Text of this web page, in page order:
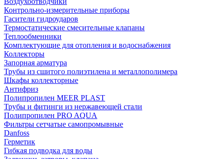
Контрольно-измерительные приборы
Гасители гидроударов
Термостатические смесительные клапаны
Теплообменники
Комплектующие для отопления и водоснабжения
Коллекторы
Запорная арматура
Трубы из сшитого полиэтилена и металлополимера
Шкафы коллекторные
Антифриз
Полипропилен MEER PLAST
Трубы и фитинги из нержавеющей стали
Полипропилен PRO AQUA
Фильтры сетчатые самопромывные
Danfoss
Герметик
Гибкая подводка для воды